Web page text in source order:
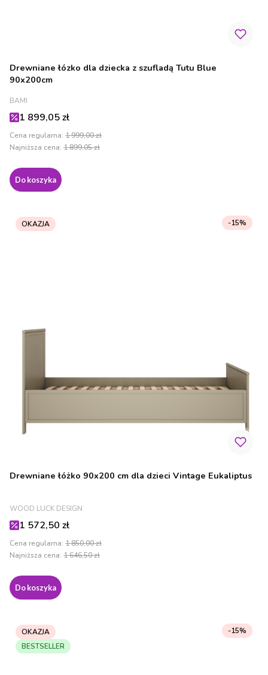
Drewniane łózko dla dziecka z szufladą Tutu Blue
90x200cm
PRODUCENT
BAMI
Cena promocyjna
1 899,05 zł
Cena regularna: 1 999,00 zł
Najniższa cena: 1 899,05 zł
Do koszyka
OKAZJA
Drewniane łóżko 90x200 cm dla dzieci Vintage Eukaliptus
PRODUCENT
WOOD LUCK DESIGN
Cena promocyjna
1 572,50 zł
Cena regularna: 1 850,00 zł
-15%
Najniższa cena: 1 646,50 zł
Do koszyka
OKAZJA
BESTSELLER
-15%